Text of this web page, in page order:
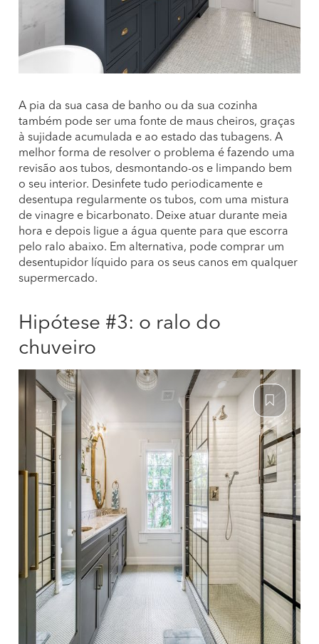
A pia da sua casa de banho ou da sua cozinha
também pode ser uma fonte de maus cheiros, graças
à sujidade acumulada e ao estado das tubagens. A
melhor forma de resolver o problema é fazendo uma
revisão aos tubos, desmontando-os e limpando bem
o seu interior. Desinfete tudo periodicamente e
desentupa regularmente os tubos, com uma mistura
de vinagre e bicarbonato. Deixe atuar durante meia
hora e depois ligue a água quente para que escorra
pelo ralo abaixo. Em alternativa, pode comprar um
desentupidor líquido para os seus canos em qualquer
supermercado.
Hipótese #3: o ralo do
chuveiro